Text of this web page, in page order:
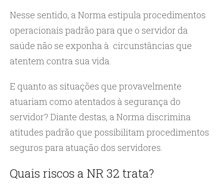
Nesse sentido, a Norma estipula procedimentos
operacionais padrão para que o servidor da
saúde não se exponha à circunstâncias que
atentem contra sua vida.
E quanto as situações que provavelmente
atuariam como atentados à segurança do
servidor? Diante destas, a Norma discrimina
atitudes padrão que possibilitam procedimentos
seguros para atuação dos servidores.
Quais riscos a NR 32 trata?